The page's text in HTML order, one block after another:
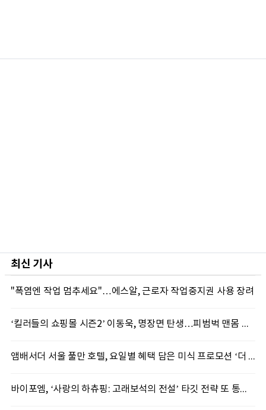
최신 기사
"폭염엔 작업 멈추세요"…에스알, 근로자 작업중지권 사용 장려
‘킬러들의 쇼핑몰 시즌2’ 이동욱, 명장면 탄생…피범벅 맨몸 액션 ‘감탄’
앰배서더 서울 풀만 호텔, 요일별 혜택 담은 미식 프로모션 ‘더 킹스 : 다이닝 프리빌리지즈’ 선봬
바이포엠, ‘사랑의 하츄핑: 고래보석의 전설’ 타깃 전략 또 통했다